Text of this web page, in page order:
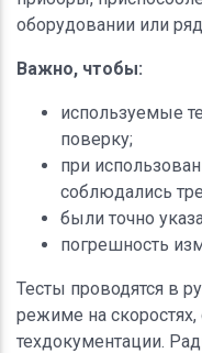
оборудовании или
Важно, чтобы:
используемые
поверку;
при
соблюдались
были точно
погрешность
Тесты проводятся в
режиме на
техдокументации.